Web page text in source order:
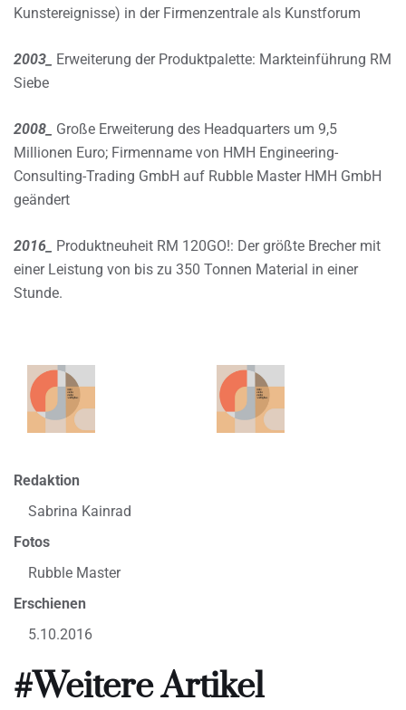
Kunstereignisse) in der Firmenzentrale als Kunstforum
2003_
Erweiterung der Produktpalette: Markteinführung RM
Siebe
2008_
Große Erweiterung des Headquarters um 9,5
Millionen Euro; Firmenname von HMH Engineering-
Consulting-Trading GmbH auf Rubble Master HMH GmbH
geändert
2016_
Produktneuheit RM 120GO!: Der größte Brecher mit
einer Leistung von bis zu 350 Tonnen Material in einer
Stunde.
Redaktion
Sabrina Kainrad
Fotos
Rubble Master
Erschienen
5.10.2016
#Weitere Artikel